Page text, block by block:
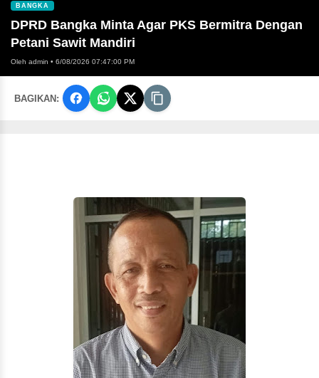
BANGKA
DPRD Bangka Minta Agar PKS Bermitra Dengan
Petani Sawit Mandiri
Oleh admin • 6/08/2026 07:47:00 PM
BAGIKAN: